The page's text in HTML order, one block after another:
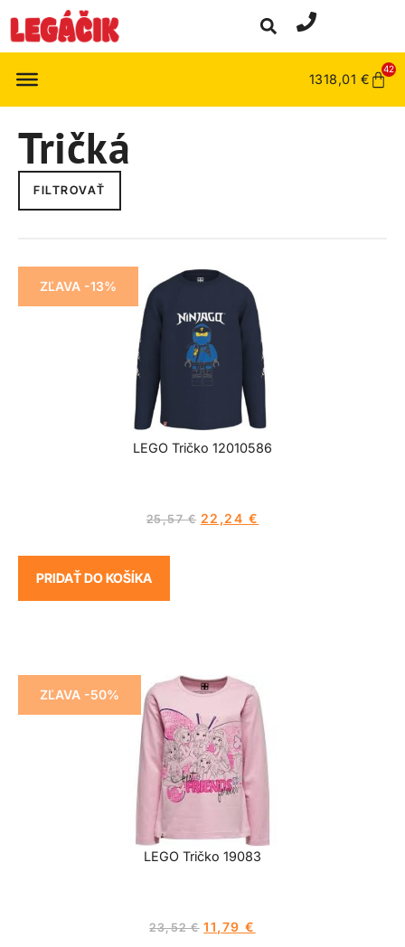
1318,01 €
42
Tričká
FILTROVAŤ
ZĽAVA -13%
LEGO Tričko 12010586
25,57€ 22,24 €
PRIDAŤ DO KOŠÍKA
ZĽAVA -50%
LEGO Tričko 19083
23,52€ 11,79€